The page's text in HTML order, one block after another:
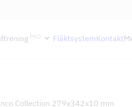
håller semesterstängt under
PRO FläktsystemKontakt
Collection 279x342x10 mm